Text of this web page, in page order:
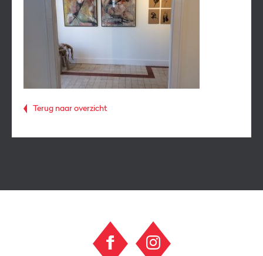
Terug naar overzicht